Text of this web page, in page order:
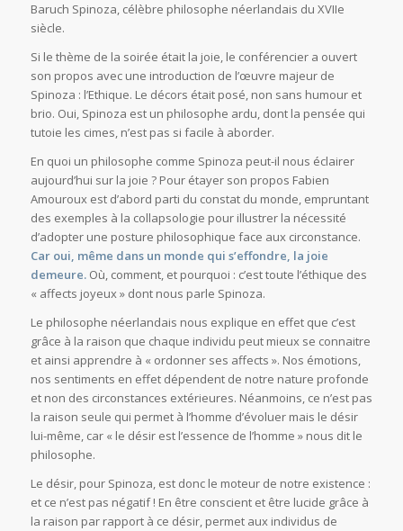
Baruch Spinoza, célèbre philosophe néerlandais du XVIIe
siècle.
Si le thème de la soirée était la joie, le conférencier a ouvert
son propos avec une introduction de l’œuvre majeur de
Spinoza : l’Ethique. Le décors était posé, non sans humour et
brio. Oui, Spinoza est un philosophe ardu, dont la pensée qui
tutoie les cimes, n’est pas si facile à aborder.
En quoi un philosophe comme Spinoza peut-il nous éclairer
aujourd’hui sur la joie ? Pour étayer son propos Fabien
Amouroux est d’abord parti du constat du monde, empruntant
des exemples à la collapsologie pour illustrer la nécessité
d’adopter une posture philosophique face aux circonstance.
Car oui, même dans un monde qui s’effondre, la joie
demeure. Où, comment, et pourquoi : c’est toute l’éthique des
« affects joyeux » dont nous parle Spinoza.
Le philosophe néerlandais nous explique en effet que c’est
grâce à la raison que chaque individu peut mieux se connaitre
et ainsi apprendre à « ordonner ses affects ». Nos émotions,
nos sentiments en effet dépendent de notre nature profonde
et non des circonstances extérieures. Néanmoins, ce n’est pas
la raison seule qui permet à l’homme d’évoluer mais le désir
lui-même, car « le désir est l’essence de l’homme » nous dit le
philosophe.
Le désir, pour Spinoza, est donc le moteur de notre existence :
et ce n’est pas négatif ! En être conscient et être lucide grâce à
la raison par rapport à ce désir, permet aux individus de